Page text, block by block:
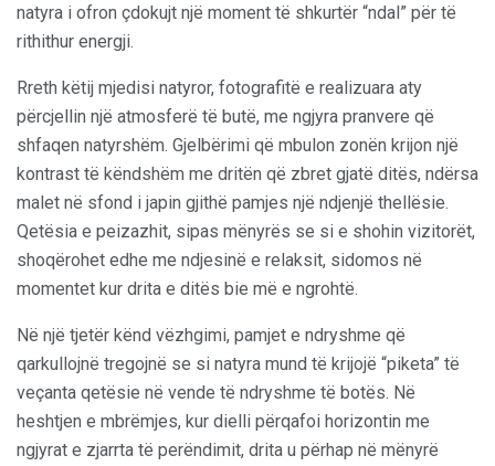
natyra i ofron çdokujt një moment të shkurtër “ndal” për të
rithithur energji.
Rreth këtij mjedisi natyror, fotografitë e realizuara aty
përcjellin një atmosferë të butë, me ngjyra pranvere që
shfaqen natyrshëm. Gjelbërimi që mbulon zonën krijon një
kontrast të këndshëm me dritën që zbret gjatë ditës, ndërsa
malet në sfond i japin gjithë pamjes një ndjenjë thellësie.
Qetësia e peizazhit, sipas mënyrës se si e shohin vizitorët,
shoqërohet edhe me ndjesinë e relaksit, sidomos në
momentet kur drita e ditës bie më e ngrohtë.
Në një tjetër kënd vëzhgimi, pamjet e ndryshme që
qarkullojnë tregojnë se si natyra mund të krijojë “piketa” të
veçanta qetësie në vende të ndryshme të botës. Në
heshtjen e mbrëmjes, kur dielli përqafoi horizontin me
ngjyrat e zjarrta të perëndimit, drita u përhap në mënyrë